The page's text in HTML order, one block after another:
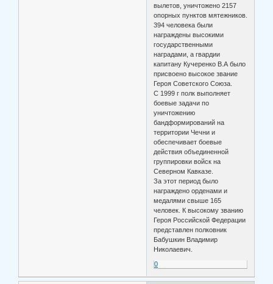
вылетов, уничтожено 2157
опорных пунктов мятежников.
394 человека были
награждены высокими
государственными
наградами, а гвардии
капитану Кучеренко В.А было
присвоено высокое звание
Героя Советского Союза.
С 1999 г полк выполняет
боевые задачи по
уничтожению
бандформирований на
территории Чечни и
обеспечивает боевые
действия объединенной
группировки войск на
Северном Кавказе.
За этот период было
награждено орденами и
медалями свыше 165
человек. К высокому званию
Героя Российской Федерации
представлен полковник
Бабушкин Владимир
Николаевич.
0